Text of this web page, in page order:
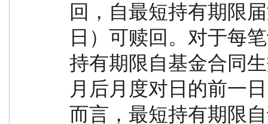
回，自最短持有期限
日）可赎回。对于每
持有期限自基金合同
月后月度对日的前一
而言，最短持有期限